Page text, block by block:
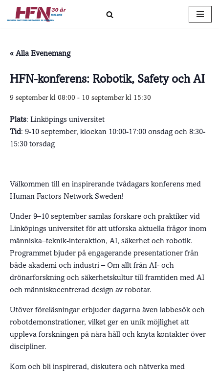
innehåll
« Alla Evenemang
HFN-konferens: Robotik, Safety och AI
9 september kl 08:00 - 10 september kl 15:30
Plats: Linköpings universitet
Tid: 9-10 september, klockan 10:00-17:00 onsdag och 8:30-
15:30 torsdag
Välkommen till en inspirerande tvådagars konferens med
Human Factors Network Sweden!
Under 9–10 september samlas forskare och praktiker vid
Linköpings universitet för att utforska aktuella frågor inom
människa–teknik‑interaktion, AI, säkerhet och robotik.
Programmet bjuder på engagerande presentationer från
både akademi och industri – Om allt från AI- och
drönarforskning och säkerhetskultur till framtiden med AI
och människocentrerad design av robotar.
Utöver föreläsningar erbjuder dagarna även labbesök och
robotdemonstrationer, vilket ger en unik möjlighet att
uppleva forskningen på nära håll och knyta kontakter över
discipliner.
Kom och bli inspirerad, diskutera och nätverka med